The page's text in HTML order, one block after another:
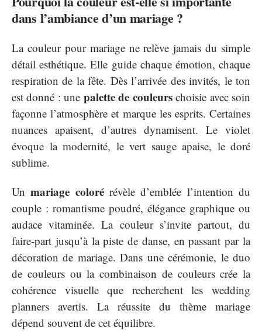
dans l’ambiance d’un mariage ?
La couleur pour mariage ne relève jamais du simple
détail esthétique. Elle guide chaque émotion, chaque
respiration de la fête. Dès l’arrivée des invités, le ton
est donné : une palette de couleurschoisie avec soin
façonne l’atmosphère et marque les esprits. Certaines
nuances apaisent, d’autres dynamisent. Le violet
évoque la modernité, le vert sauge apaise, le doré
sublime.
Unmariage colorérévèle d’emblée l’intention du
couple : romantisme poudré, élégance graphique ou
audace vitaminée. La couleur s’invite partout, du
faire-part jusqu’à la piste de danse, en passant par la
décoration de mariage. Dans une cérémonie, le duo
de couleurs ou la combinaison de couleurs crée la
cohérence visuelle que recherchent les wedding
planners avertis. La réussite du thème mariage
dépend souvent de cet équilibre.